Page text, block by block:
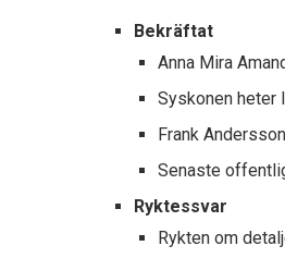
Bekräftat
Anna Mira
Syskonen heter
Frank
Senaste
Ryktessvar
Rykten om